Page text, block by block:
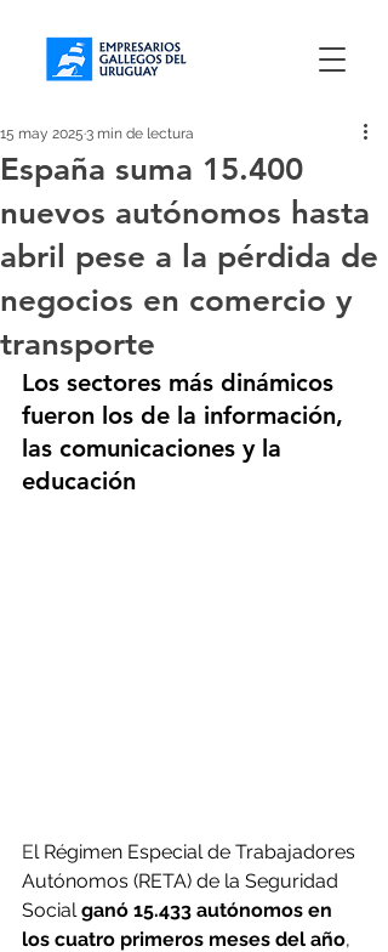
España suma 15.400
nuevos autónomos hasta
abril pese a la pérdida de
negocios en comercio y
transporte
15 may 2025 3 min de lectura
Los sectores más dinámicos
fueron los de la información,
las comunicaciones y la
educación
El Régimen Especial de Trabajadores
Autónomos (RETA) de la Seguridad
Social ganó 15.433 autónomos en
los cuatro primeros meses del año,